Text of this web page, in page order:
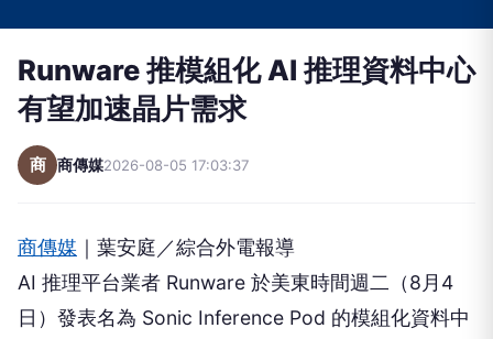
Runware 推模組化 AI 推理資料中心
有望加速晶片需求
商 商傳媒2026-08-05 17:03:37
商傳媒 ｜葉安庭／綜合外電報導
AI 推理平台業者 Runware 於美東時間週二（8月4
日）發表名為 Sonic Inference Pod 的模組化資料中